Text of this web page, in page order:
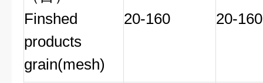
Finshed
products
grain(mesh)
20-160 20-160